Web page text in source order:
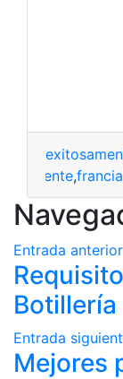
,francia
Entrada anterior
Botillería
Entrada
Mejores